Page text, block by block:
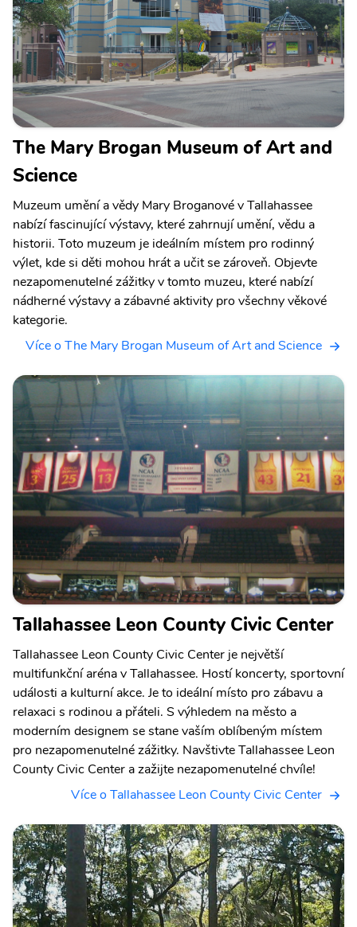
The Mary Brogan Museum of Art and
Science
Muzeum umění a vědy Mary Broganové v Tallahassee
nabízí fascinující výstavy, které zahrnují umění, vědu a
historii. Toto muzeum je ideálním místem pro rodinný
výlet, kde si děti mohou hrát a učit se zároveň. Objevte
nezapomenutelné zážitky v tomto muzeu, které nabízí
nádherné výstavy a zábavné aktivity pro všechny věkové
kategorie.
Více o The Mary Brogan Museum of Art and Science
Tallahassee Leon County Civic Center
Tallahassee Leon County Civic Center je největší
multifunkční aréna v Tallahassee. Hostí koncerty, sportovní
události a kulturní akce. Je to ideální místo pro zábavu a
relaxaci s rodinou a přáteli. S výhledem na město a
moderním designem se stane vaším oblíbeným místem
pro nezapomenutelné zážitky. Navštivte Tallahassee Leon
County Civic Center a zažijte nezapomenutelné chvíle!
Více o Tallahassee Leon County Civic Center